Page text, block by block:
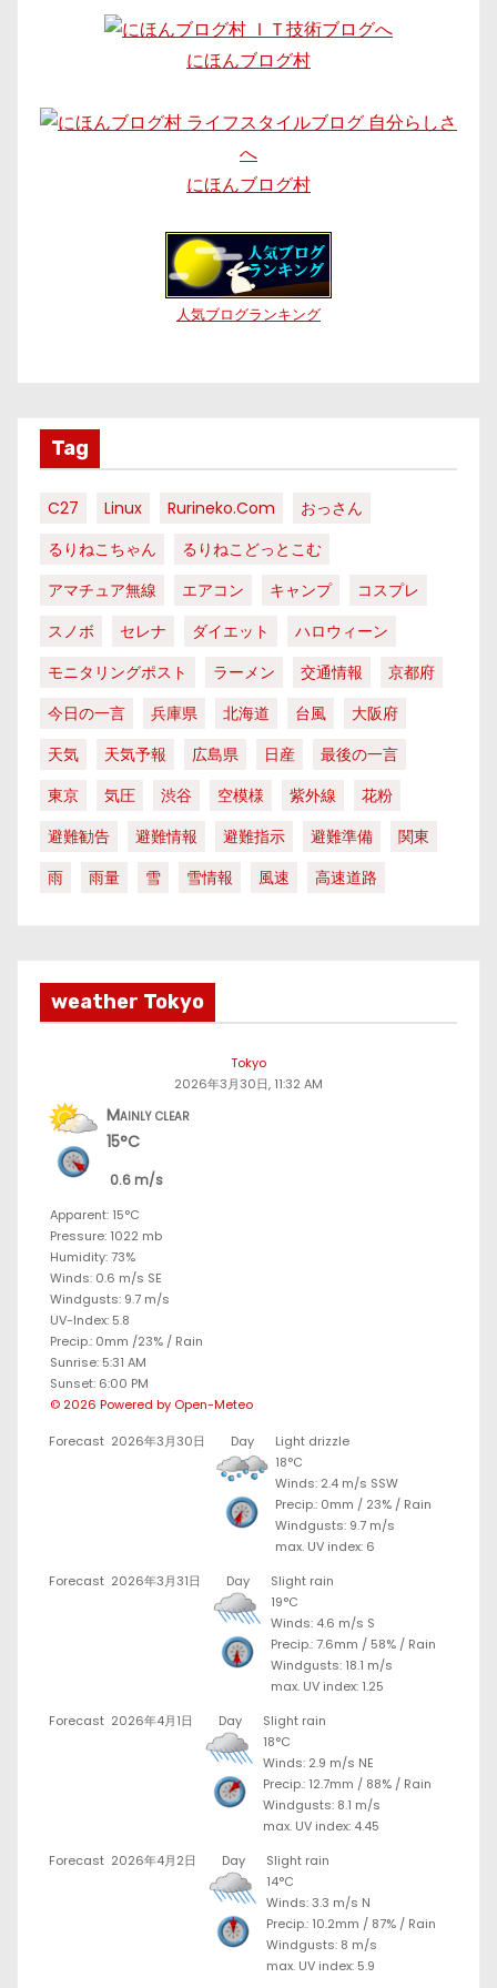
にほんブログ村
にほんブログ村
人気ブログランキング
Tag
C27 Linux Rurineko.com
おっさん
るりねこちゃん
るりねこどっとこむ
アマチュア無線
エアコン キャンプ
コスプレ
スノボ
セレナ ダイエット
ハロウィーン
モニタリングポスト
ラーメン 交通情報
京都府
今日の一言
兵庫県 北海道 台風
大阪府
天気
天気予報 広島県 日産
最後の一言
東京
気圧 渋谷 空模様 紫外線
花粉
避難勧告
避難情報 避難指示 避難準備
関東
雨
雨量 雪 雪情報 風速 高速道路
weather Tokyo
Tokyo
2026年3月30日, 11:32 AM
Mainly clear
15°C
0.6 m/s
Apparent: 15°C
Pressure: 1022 mb
Humidity: 73%
Winds: 0.6 m/s SE
Windgusts: 9.7 m/s
UV-Index: 5.8
Precip.: 0mm /23% / Rain
Sunrise: 5:31 AM
Sunset: 6:00 PM
© 2026 Powered by Open-Meteo
Forecast 2026年3月30日 Day
Light drizzle
18°C
Winds: 2.4 m/s SSW
Precip.: 0mm / 23% / Rain
Windgusts: 9.7 m/s
max. UV index: 6
Forecast 2026年3月31日 Day
Slight rain
19°C
Winds: 4.6 m/s S
Precip.:7.6mm / 58% / Rain
Windgusts: 18.1 m/s
max. UV index: 1.25
Forecast 2026年4月1日 Day
Slight rain
18°C
Winds: 2.9 m/s NE
Precip.: 12.7mm / 88% / Rain
Windgusts: 8.1 m/s
max. UV index: 4.45
Forecast 2026年4月2日 Day
Slight rain
14°C
Winds: 3.3 m/s N
Precip.: 10.2mm / 87% / Rain
Windgusts: 8 m/s
max. UV index: 5.9